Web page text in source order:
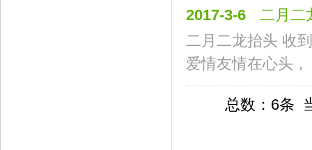
2017-3-6
二月二
二月二龙抬头 收
爱情友情在心头
总数：6条